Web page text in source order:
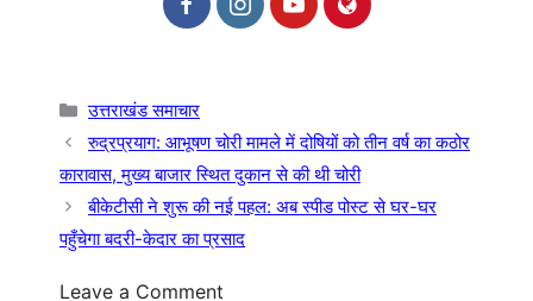
Categories
उत्तराखंड समाचार
रुद्रप्रयाग: आभूषण चोरी मामले में दोषियों को तीन वर्ष का कठोर
कारावास, मुख्य बाजार स्थित दुकान से की थी चोरी
बीकेटीसी ने शुरू की नई पहल: अब स्पीड पोस्ट से घर-घर
पहुँचेगा बदरी-केदार का प्रसाद
Leave a Comment